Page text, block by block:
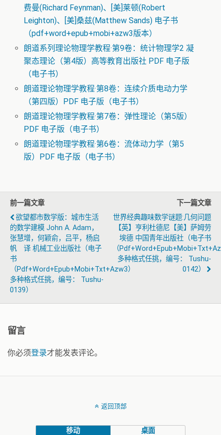
费曼(Richard Feynman)、[美]莱顿(Robert
Leighton)、[美]桑兹(Matthew Sands) 电子书
（pdf+word+epub+mobi+azw3版本）
朗道系列理论物理学教程·第9卷：统计物理学2 凝
聚态理论（第4版）高等教育出版社 PDF 电子版
（电子书）
朗道理论物理学教程·第8卷：连续介质电动力学
（第四版）PDF 电子版（电子书）
朗道理论物理学教程·第7卷：弹性理论（第5版）
PDF 电子版（电子书）
朗道理论物理学教程·第6卷：流体动力学（第5
版）PDF 电子版（电子书）
前一篇文章
欲望都市数学版：城市生活
的数学建模 John A. Adam，
张慧增，何颖俞，吕平，杨启
帆 译 机械工业出版社（电子
书
（pdf+word+epub+mobi+txt+azw3）
多种格式任挑，编号： Tushu-
0139）
下一篇文章
世界经典趣味数学谜题:几何问题
【英】亨利杜德尼【美】萨姆劳
埃德 中国青年出版社（电子书
（
多种格式任挑，编号： Tushu-
0142）
留言
你必须登录才能发表评论。
返回顶部
移动 桌面